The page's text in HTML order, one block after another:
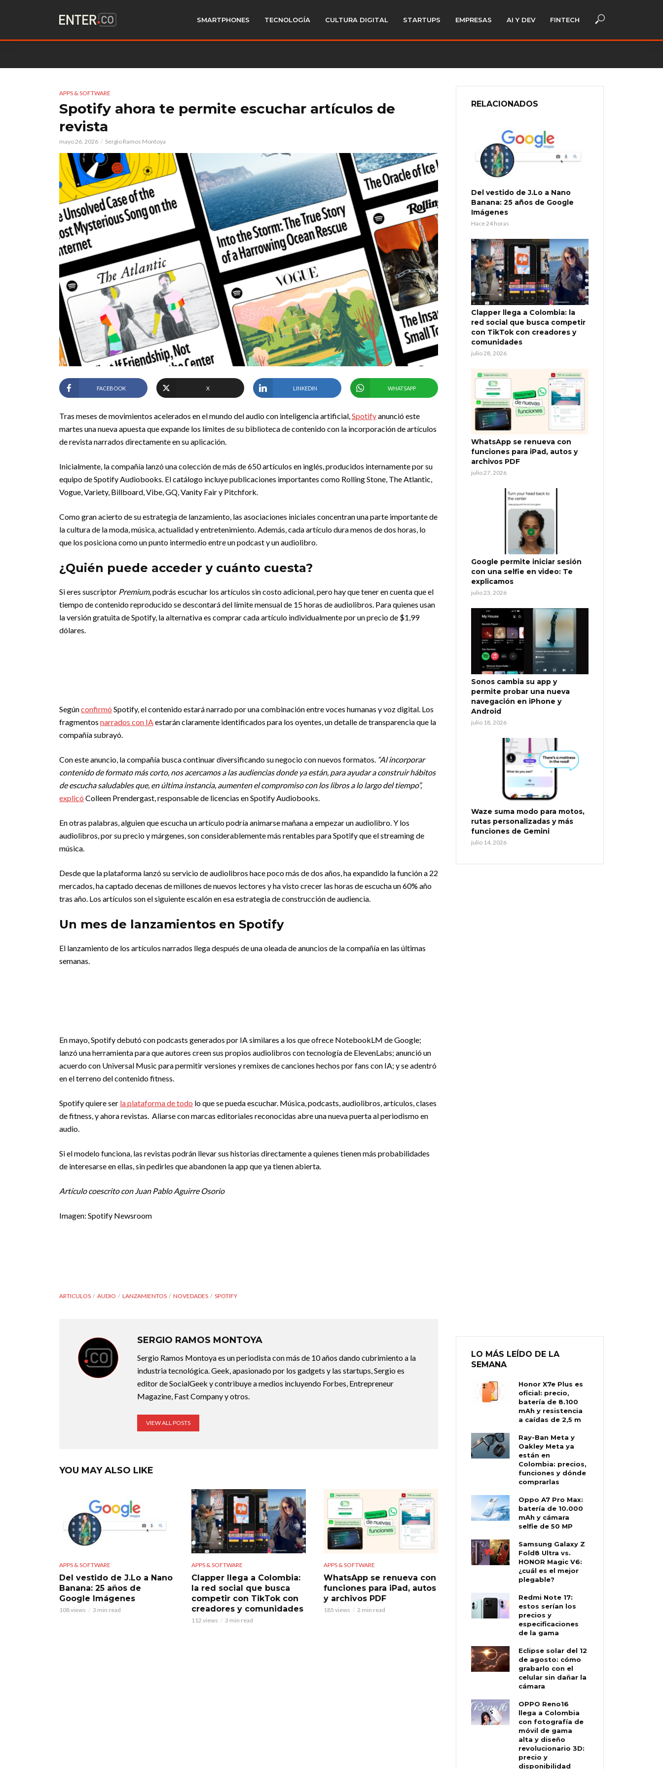
SMARTPHONES TECNOLOGÍA CULTURA DIGITAL STARTUPS EMPRESAS AI Y DEV FINTECH
APPS & SOFTWARE
Spotify ahora te permite escuchar artículos de
revista
mayo 26, 2026 Sergio Ramos Montoya
FACEBOOK X LINKEDIN WHATSAPP
Tras meses de movimientos acelerados en el mundo del audio con inteligencia artificial,Spotifyanunció este
martes una nueva apuesta que expande los límites de su biblioteca de contenido con la incorporación de artículos
de revista narrados directamente en su aplicación.
Inicialmente, la compañía lanzó una colección de más de 650 artículos en inglés, producidos internamente por su
equipo de Spotify Audiobooks. El catálogo incluye publicaciones importantes como Rolling Stone, The Atlantic,
Vogue, Variety, Billboard, Vibe, GQ, Vanity Fair y Pitchfork.
Como gran acierto de su estrategia de lanzamiento, las asociaciones iniciales concentran una parte importante de
la cultura de la moda, música, actualidad y entretenimiento. Además, cada artículo dura menos de dos horas, lo
que los posiciona como un punto intermedio entre un podcast y un audiolibro.
¿Quién puede acceder y cuánto cuesta?
Si eres suscriptor Premium,podrás escuchar los artículos sin costo adicional, pero hay que tener en cuenta que el
tiempo de contenido reproducido se descontará del límite mensual de 15 horas de audiolibros. Para quienes usan
la versión gratuita de Spotify, la alternativa es comprar cada artículo individualmente por un precio de $1,99
dólares.
Segúnconfirmó Spotify, el contenido estará narrado por una combinación entre voces humanas y voz digital. Los
fragmentos narrados con IAestarán claramente identificados para los oyentes, un detalle de transparencia que la
compañía subrayó.
Con este anuncio, la compañía busca continuar diversificando su negocio con nuevos formatos. “Al incorporar
contenido de formato más corto, nos acercamos a las audiencias donde ya están, para ayudar a construir hábitos
de escucha saludables que, en última instancia, aumenten el compromiso con los libros a lo largo del tiempo”,
explicó Colleen Prendergast, responsable de licencias en Spotify Audiobooks.
En otras palabras, alguien que escucha un artículo podría animarse mañana a empezar un audiolibro. Y los
audiolibros, por su precio y márgenes, son considerablemente más rentables para Spotify que el streaming de
música.
Desde que la plataforma lanzó su servicio de audiolibros hace poco más de dos años, ha expandido la función a 22
mercados, ha captado decenas de millones de nuevos lectores y ha visto crecer las horas de escucha un 60% año
tras año. Los artículos son el siguiente escalón en esa estrategia de construcción de audiencia.
Un mes de lanzamientos en Spotify
El lanzamiento de los artículos narrados llega después de una oleada de anuncios de la compañía en las últimas
semanas.
En mayo, Spotify debutó con podcasts generados por IA similares a los que ofrece NotebookLM de Google;
lanzó una herramienta para que autores creen sus propios audiolibros con tecnología de ElevenLabs; anunció un
acuerdo con Universal Music para permitir versiones y remixes de canciones hechos por fans con IA; y se adentró
en el terreno del contenido fitness.
Spotify quiere ser la plataforma de todo lo que se pueda escuchar. Música, podcasts, audiolibros, artículos, clases
de fitness, y ahora revistas. Aliarse con marcas editoriales reconocidas abre una nueva puerta al periodismo en
audio.
Si el modelo funciona, las revistas podrán llevar sus historias directamente a quienes tienen más probabilidades
de interesarse en ellas, sin pedirles que abandonen la app que ya tienen abierta.
Artículo coescrito con Juan Pablo Aguirre Osorio
Imagen: Spotify Newsroom
ARTICULOS AUDIO LANZAMIENTOS NOVEDADES SPOTIFY
SERGIO RAMOS MONTOYA
Sergio Ramos Montoya es un periodista con más de 10 años dando cubrimiento a la
industria tecnológica. Geek, apasionado por los gadgets y las startups, Sergio es
editor de SocialGeek y contribuye a medios incluyendo Forbes, Entrepreneur
Magazine, Fast Company y otros.
VIEW ALL POSTS
YOU MAY ALSO LIKE
APPS & SOFTWARE
Del vestido de J.Lo a Nano
Banana: 25 años de
Google Imágenes
108 views 3 min read
APPS & SOFTWARE
Clapper llega a Colombia:
la red social que busca
competir con TikTok con
creadores y comunidades
112 views 3 min read
APPS & SOFTWARE
WhatsApp se renueva con
funciones para iPad, autos
y archivos PDF
185 views 2 min read
RELACIONADOS
Del vestido de J.Lo a Nano
Banana: 25 años de Google
Imágenes
Hace 24 horas
Clapper llega a Colombia: la
red social que busca competir
con TikTok con creadores y
comunidades
julio 28, 2026
WhatsApp se renueva con
funciones para iPad, autos y
archivos PDF
julio 27, 2026
Google permite iniciar sesión
con una selfie en video: Te
explicamos
julio 23, 2026
Sonos cambia su app y
permite probar una nueva
navegación en iPhone y
Android
julio 18, 2026
Waze suma modo para motos,
rutas personalizadas y más
funciones de Gemini
julio 14, 2026
LO MÁS LEÍDO DE LA
SEMANA
Honor X7e Plus es
oficial: precio,
batería de 8.100
mAh y resistencia
a caídas de 2,5 m
Ray-Ban Meta y
Oakley Meta ya
están en
Colombia: precios,
funciones y dónde
comprarlas
Oppo A7 Pro Max:
batería de 10.000
mAh y cámara
selfie de 50 MP
Samsung Galaxy Z
Fold8 Ultra vs.
HONOR Magic V6:
¿cuál es el mejor
plegable?
Redmi Note 17:
estos serían los
precios y
especificaciones
de la gama
Eclipse solar del 12
de agosto: cómo
grabarlo con el
celular sin dañar la
cámara
OPPO Reno16
llega a Colombia
con fotografía de
móvil de gama
alta y diseño
revolucionario 3D:
precio y
disponibilidad